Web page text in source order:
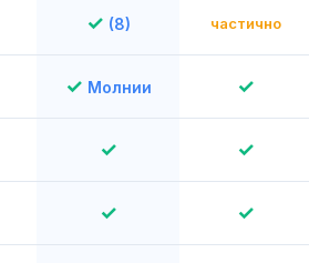
✓ (8) частично
✓ Молнии ✓
✓ ✓
✓ ✓